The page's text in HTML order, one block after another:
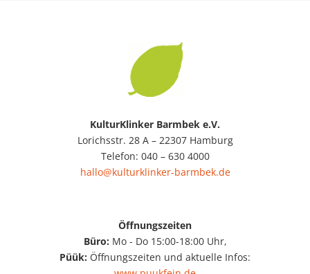
KulturKlinker Barmbek e.V.
Lorichsstr. 28 A – 22307 Hamburg
Telefon: 040 – 630 4000
hallo@kulturklinker-barmbek.de
Öffnungszeiten
Büro: Mo - Do 15:00-18:00 Uhr,
Püük: Öffnungszeiten und aktuelle Infos: